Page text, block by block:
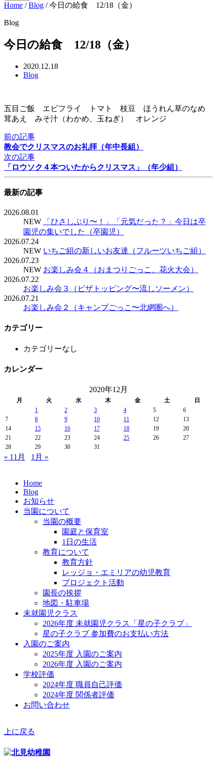
Home /Blog /今日の給食 12/18（金）
Blog
今日の給食 12/18（金）
2020.12.18
Blog
五目ご飯 エビフライ トマト 枝豆 ほうれん草のなめ
茸あえ みそ汁（わかめ、玉ねぎ） オレンジ
前の記事
教会でクリスマスのお礼拝（年中長組）
次の記事
「ロウソク４本ついたからクリスマス」（年少組）
最新の記事
2026.08.01
NEW
「ひさしぶり〜！」「元気だった？」今日は卒
園児の集いでした（卒園児）
2026.07.24
NEW いちご組の新しいお友達（フルーツいちご組）
2026.07.23
NEW お楽しみ会４（おまつりごっこ、花火大会）
2026.07.22
お楽しみ会３（ピザトッピング〜流しソーメン）
2026.07.21
お楽しみ会２（キャンプごっこ〜北網圏へ）
カテゴリー
カテゴリーなし
カレンダー
2020年12月
月 火 水 木 金 土
日
1
2 3 4 5
6
7
8 9 10 11 12
13
14
15 16 17 18 19
20
21
22 23 24 25 26
27
28
29 30 31
« 11月 1月 »
Home
Blog
お知らせ
当園について
当園の概要
園庭と保育室
1日の生活
教育について
教育方針
レッジョ・エミリアの幼児教育
プロジェクト活動
園長の挨拶
地図・駐車場
未就園児クラス
2026年度 未就園児クラス「星の子クラブ」
星の子クラブ 参加費のお支払い方法
入園のご案内
2025年度 入園のご案内
2026年度 入園のご案内
学校評価
2024年度 職員自己評価
2024年度 関係者評価
お問い合わせ
上に戻る